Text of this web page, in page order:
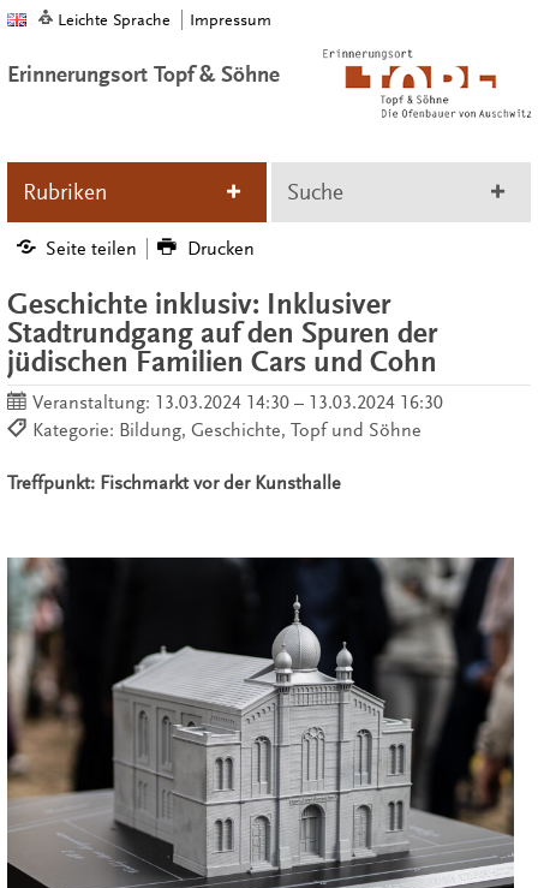
Leichte Sprache Impressum
Erinnerungsort Topf & Söhne
Rubriken Suche
Seite teilen Drucken
Geschichte inklusiv: Inklusiver
Stadtrundgang auf den Spuren der
jüdischen Familien Cars und Cohn
Veranstaltung: 13.03.2024 14:30 – 13.03.2024 16:30
Kategorie: Bildung, Geschichte, Topf und Söhne
Treffpunkt: Fischmarkt vor der Kunsthalle